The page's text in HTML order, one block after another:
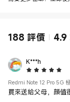
188 評價 4.9
K***h
5 Star
Redmi Note 12 Pro 5G
買來送給父母，顔值